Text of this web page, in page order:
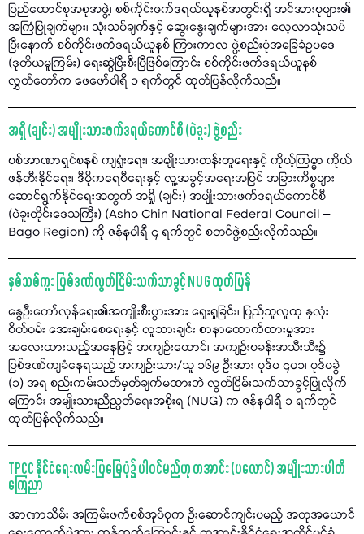
ပြည်ထောင်စုအစုအဖွဲ့၊ စစ်ကိုင်းဖက်ဒရယ်ယူနစ်အတွင်းရှိ အင်အားစုများ၏
အကြံပြုချက်များ၊ သုံးသပ်ချက်နှင့် ဆွေးနွေးချက်များအား လေ့လာသုံးသပ်
ပြီးနောက် စစ်ကိုင်းဖက်ဒရယ်ယူနစ် ကြားကာလ ဖွဲ့စည်းပုံအခြေခံဥပဒေ
(ဒုတိယမူကြမ်း) ရေးဆွဲပြီးစီးပြီဖြစ်ကြောင်း စစ်ကိုင်းဖက်ဒရယ်ယူနစ်
လွှတ်တော်က ဖေဖော်ဝါရီ ၁ ရက်တွင် ထုတ်ပြန်လိုက်သည်။
အရှို (ချင်း) အမျိုးသားဖက်ဒရယ်ကောင်စီ (ပဲခူး) ဖွဲ့စည်း
စစ်အာဏာရှင်စနစ် ကျရှုံးရေး၊ အမျိုးသားတန်းတူရေးနှင့် ကိုယ့်ကြမ္မာ ကိုယ်
ဖန်တီးနိုင်ရေး၊ ဒီမိုကရေစီရေးနှင့် လူ့အခွင့်အရေးအပြင် အခြားကိစ္စများ
ဆောင်ရွက်နိုင်ရေးအတွက် အရှို (ချင်း) အမျိုးသားဖက်ဒရယ်ကောင်စီ
(ပဲခူးတိုင်းဒေသကြီး) (Asho Chin National Federal Council –
Bago Region) ကို ဇန်နဝါရီ ၄ ရက်တွင် စတင်ဖွဲ့စည်းလိုက်သည်။
နှစ်သစ်ကူး ပြစ်ဒဏ်လွတ်ငြိမ်းသက်သာခွင့် NUG ထုတ်ပြန်
နွေဦးတော်လှန်ရေး၏အကျိုးစီးပွားအား ရှေးရှုခြင်း၊ ပြည်သူလူထု နှလုံး
စိတ်ဝမ်း အေးချမ်းစေရေးနှင့် လူသားချင်း စာနာထောက်ထားမှုအား
အလေးထားသည့်အနေဖြင့် အကျဉ်းထောင်၊ အကျဉ်းစခန်းအသီးသီး၌
ပြစ်ဒဏ်ကျခံနေရသည့် အကျဉ်းသား/သူ ၁၆၉ ဦးအား ပုဒ်မ ၄၀၁၊ ပုဒ်မခွဲ
(၁) အရ စည်းကမ်းသတ်မှတ်ချက်မထားဘဲ လွတ်ငြိမ်းသက်သာခွင့်ပြုလိုက်
ကြောင်း အမျိုးသားညီညွတ်ရေးအစိုးရ (NUG) က ဇန်နဝါရီ ၁ ရက်တွင်
ထုတ်ပြန်လိုက်သည်။
TPCC နိုင်ငံရေးလမ်းပြမြေပုံ၌ ပါဝင်မည်ဟု တအာင်း (ပလောင်) အမျိုးသားပါတီ
ကြေညာ
အာဏာသိမ်း အကြမ်းဖက်စစ်အုပ်စုက ဦးဆောင်ကျင်းပမည့် အတုအယောင်